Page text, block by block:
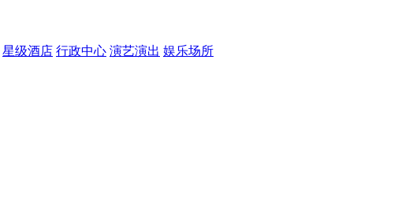
星级酒店 行政中心 演艺演出 娱乐场所